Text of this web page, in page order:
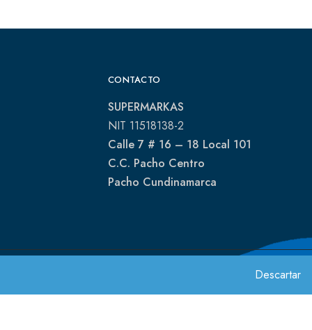
Descartar
CONTACTO
SUPERMARKAS
NIT 11518138-2
Calle 7 # 16 – 18 Local 101
C.C. Pacho Centro
Pacho Cundinamarca